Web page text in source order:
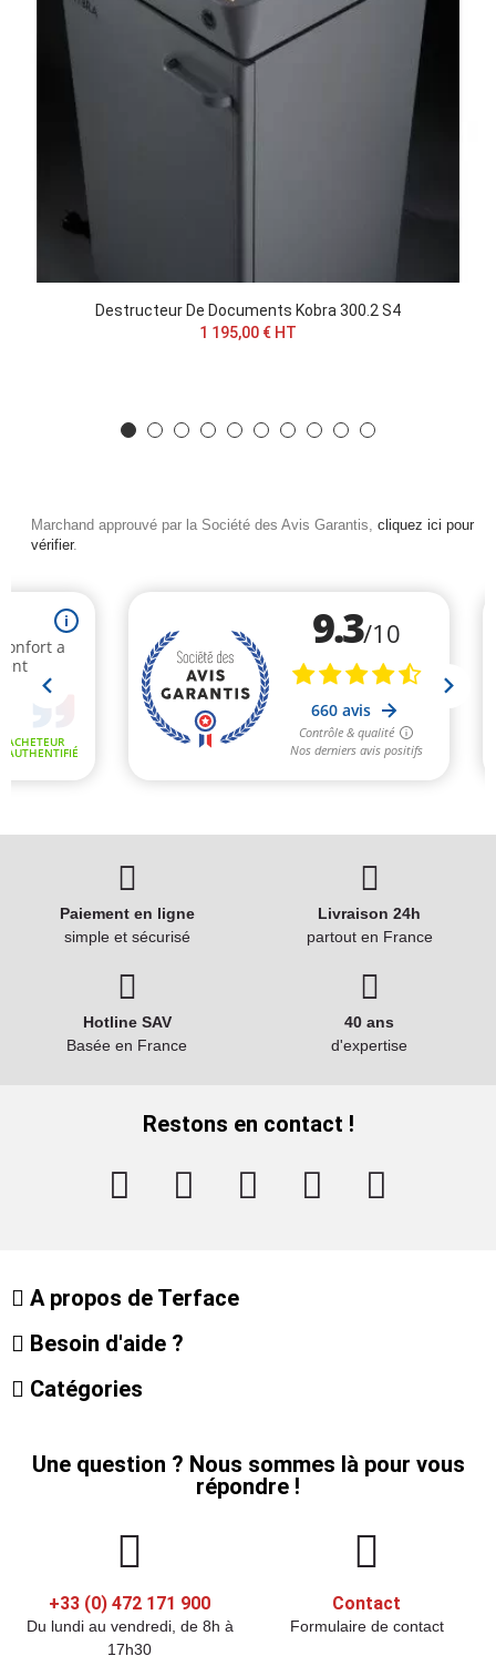
Destructeur De Documents Kobra 300.2 S4
1 195,00 € HT
Marchand approuvé par la Société des Avis Garantis, cliquez ici pour
vérifier.
Paiement en ligne
simple et sécurisé
Livraison 24h
partout en France
Hotline SAV
Basée en France
40 ans
d'expertise
Restons en contact !
A propos de Terface
Besoin d'aide ?
Catégories
Une question ? Nous sommes là pour vous
répondre !
+33 (0) 472 171 900
Du lundi au vendredi, de 8h à
17h30
Contact
Formulaire de contact